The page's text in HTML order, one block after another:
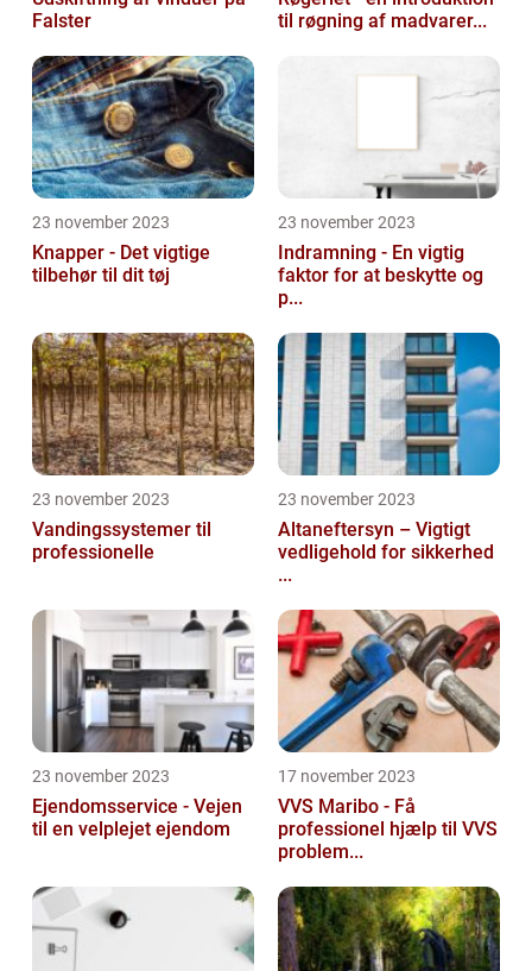
Falster
til røgning af madvarer...
23 november 2023
Knapper - Det vigtige
tilbehør til dit tøj
23 november 2023
Indramning - En vigtig
faktor for at beskytte og
p...
23 november 2023
Vandingssystemer til
professionelle
23 november 2023
Altaneftersyn – Vigtigt
vedligehold for sikkerhed
...
23 november 2023
Ejendomsservice - Vejen
til en velplejet ejendom
17 november 2023
VVS Maribo - Få
professionel hjælp til VVS
problem...